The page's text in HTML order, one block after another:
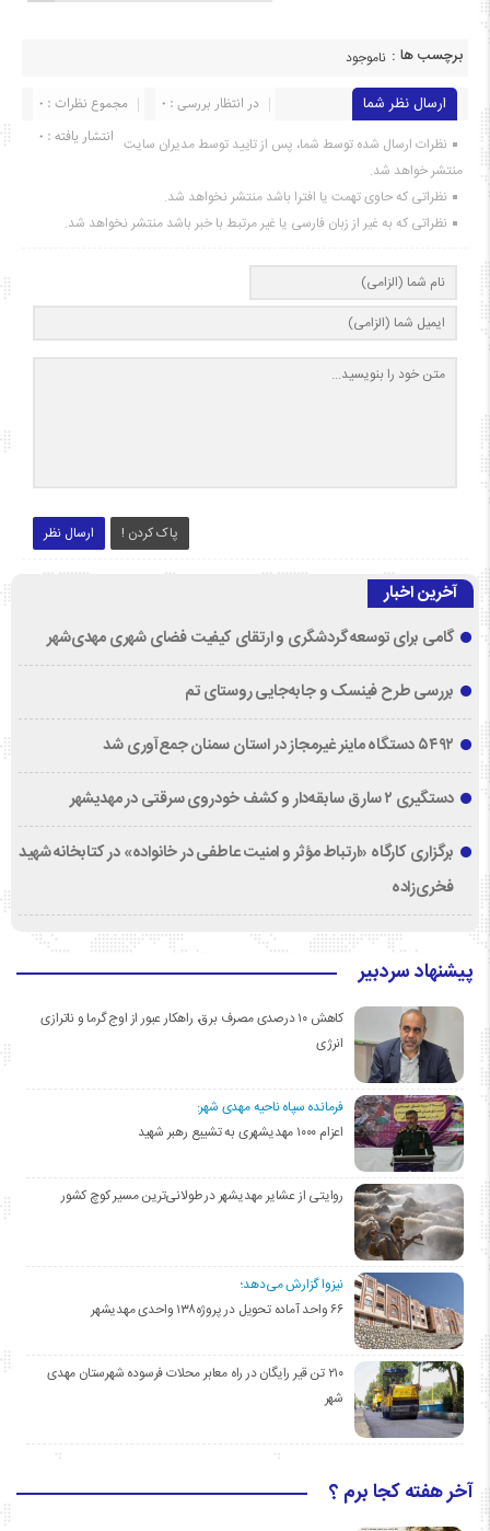
برچسب ها : ناموجود
ارسال نظر شما مجموع نظرات : 0
در انتظار بررسی : 0
انتشار یافته : ۰ نظرات ارسال شده توسط شما، پس از تایید توسط مدیران سایت
منتشر خواهد شد.
نظراتی که حاوی تهمت یا افترا باشد منتشر نخواهد شد.
نظراتی که به غیر از زبان فارسی یا غیر مرتبط با خبر باشد منتشر نخواهد شد.
ارسال نظر پاک کردن !
آخرین اخبار
گامی برای توسعه گردشگری و ارتقای کیفیت فضای شهری مهدی‌شهر
بررسی طرح فینسک و جابه‌جایی روستای تم
۵۴۹۲ دستگاه ماینر غیرمجاز در استان سمنان جمع‌آوری شد
دستگیری ۲ سارق سابقه‌دار و کشف خودروی سرقتی در مهدیشهر
برگزاری کارگاه «ارتباط مؤثر و امنیت عاطفی در خانواده» در کتابخانه شهید
فخری‌زاده
پیشنهاد سردبیر
کاهش ۱۰ درصدی مصرف برق، راهکار عبور از اوج گرما و ناترازی
انرژی
فرمانده سپاه ناحیه مهدی شهر:
اعزام ۱۰۰۰ مهدیشهری به تشییع رهبر شهید
روایتی از عشایر مهدیشهر در طولانی‌ترین مسیر کوچ کشور
نیزوا گزارش می‌دهد؛
۶۶ واحد آماده تحویل در پروژه۱۳۸ واحدی مهدیشهر
۲۱۰ تن قیر رایگان در راه معابر محلات فرسوده شهرستان مهدی
شهر
آخر هفته کجا برم ؟